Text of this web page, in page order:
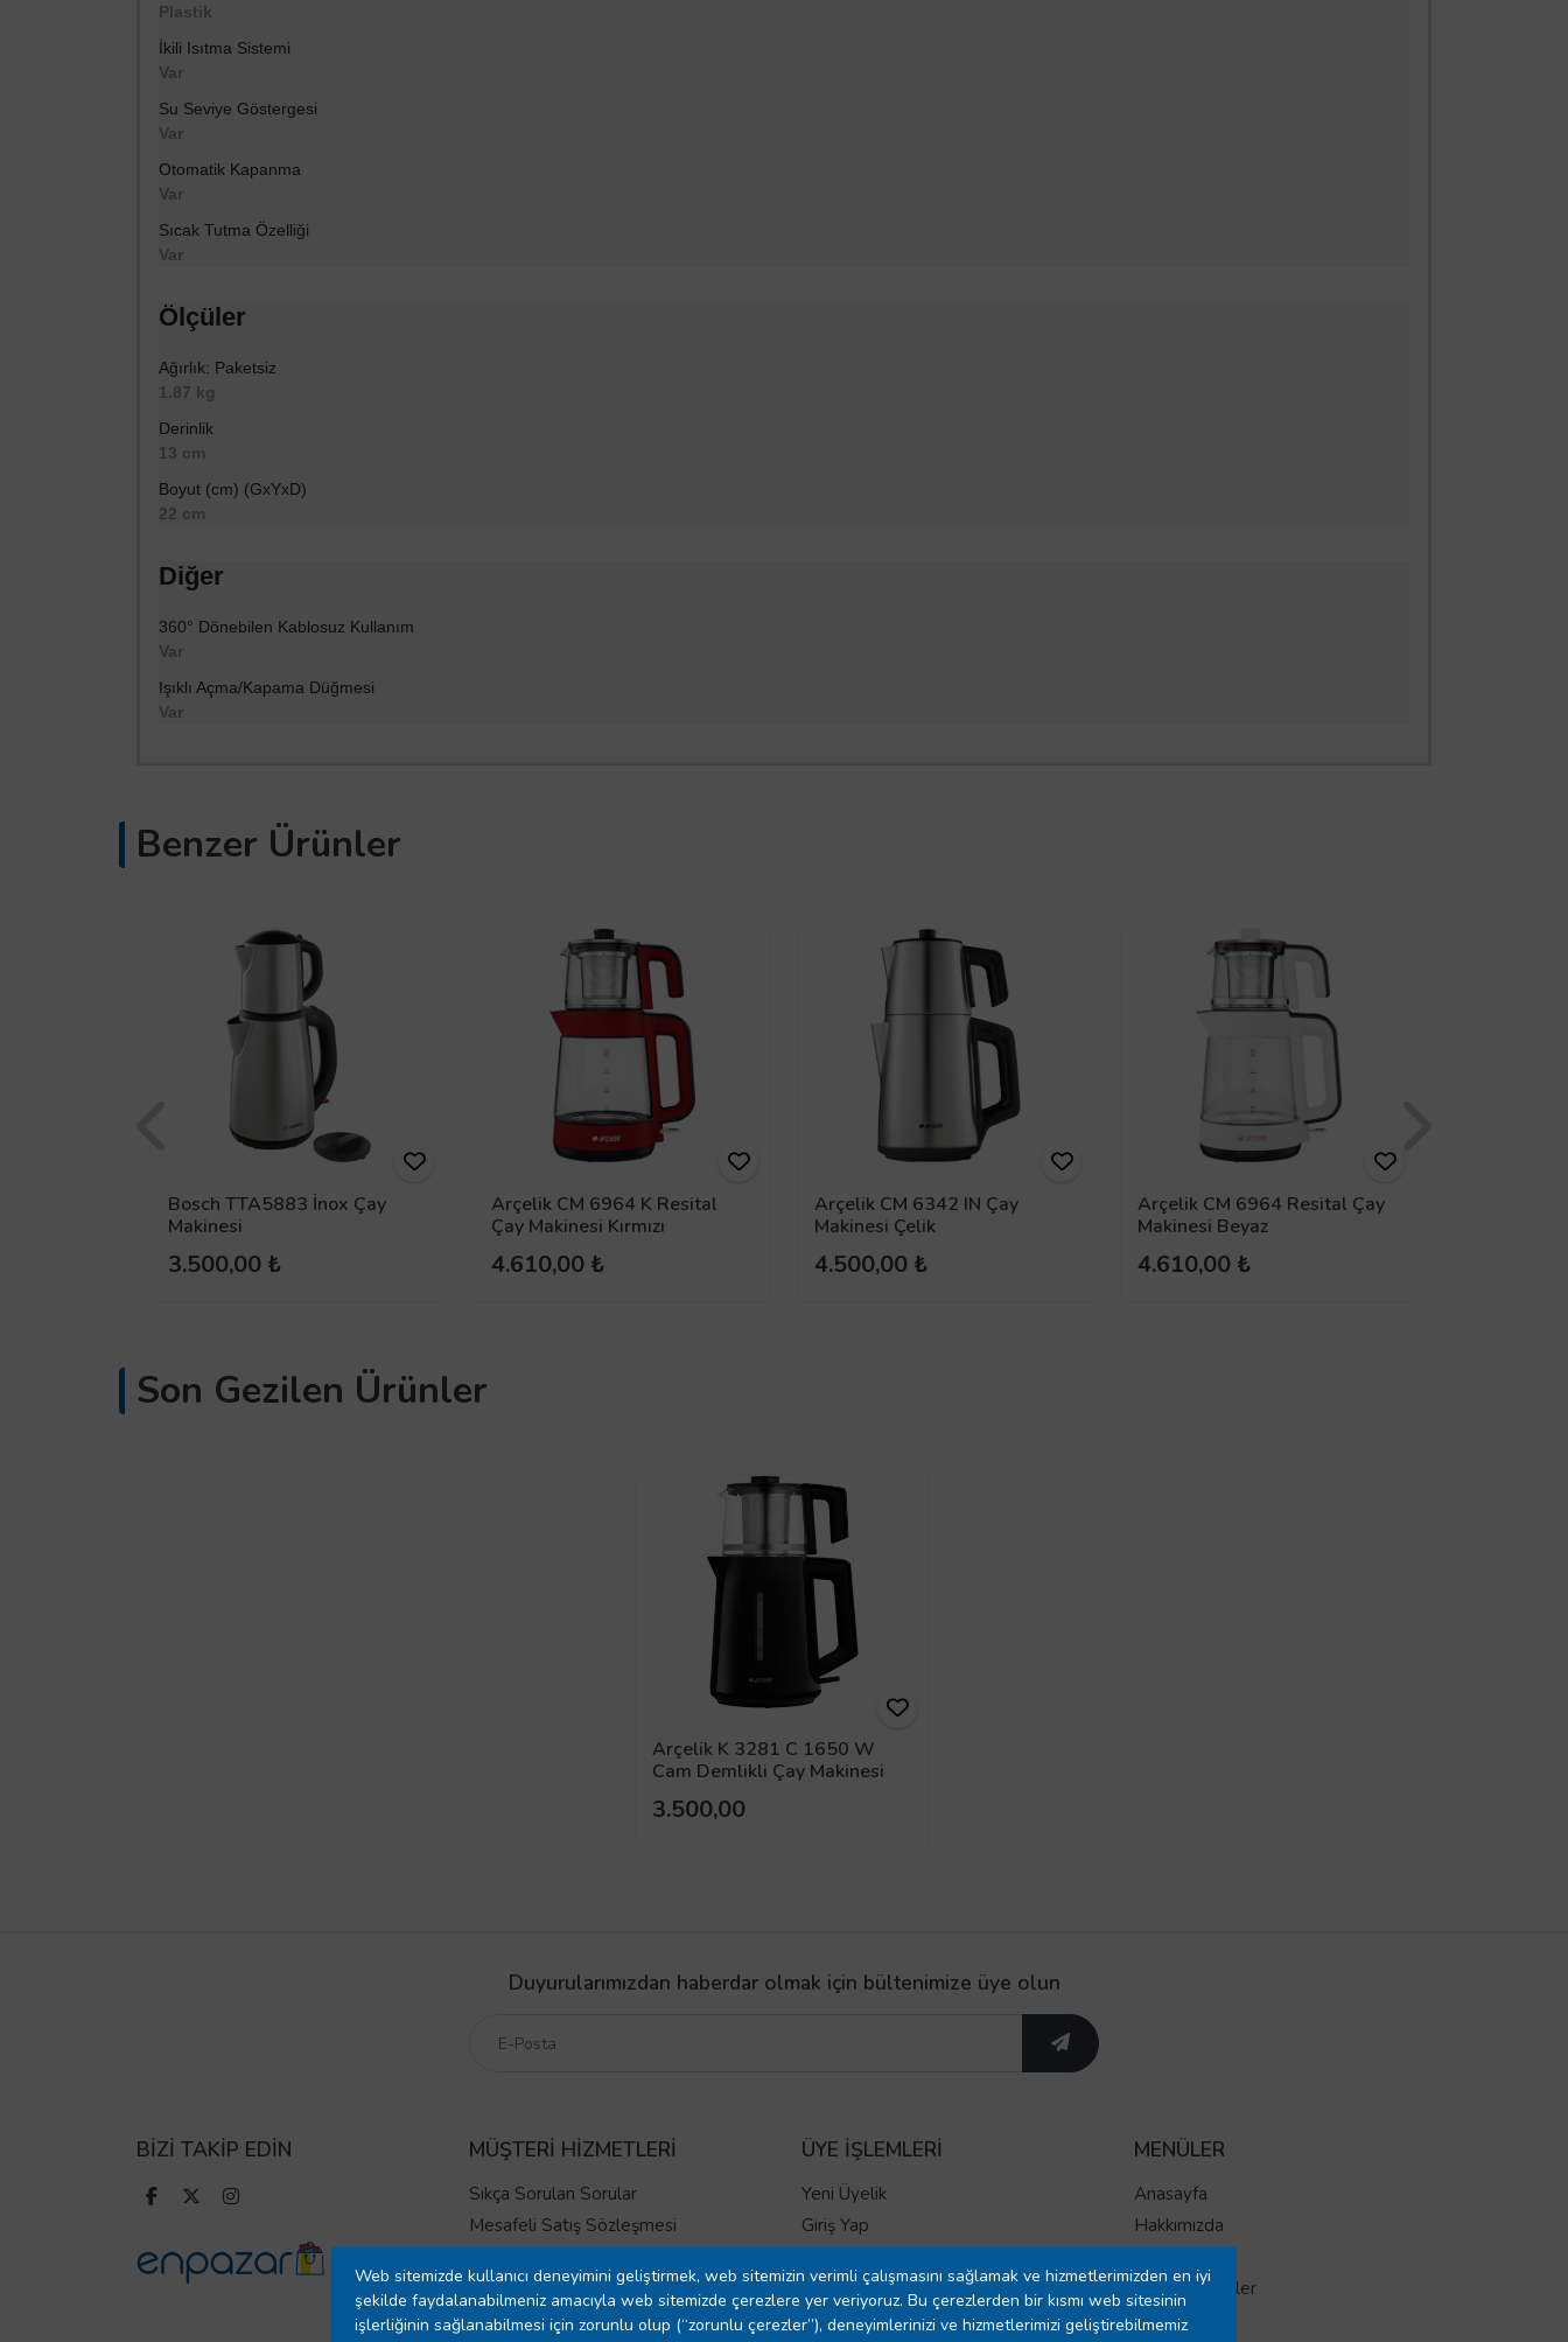
Plastik
İkili Isıtma Sistemi
Var
Su Seviye Göstergesi
Var
Otomatik Kapanma
Var
Sıcak Tutma Özelliği
Var
Ölçüler
Ağırlık: Paketsiz
1.87 kg
Derinlik
13 cm
Boyut (cm) (GxYxD)
22 cm
Diğer
360° Dönebilen Kablosuz Kullanım
Var
Işıklı Açma/Kapama Düğmesi
Var
Benzer Ürünler
Bosch TTA5883 İnox Çay
Makinesi
3.500,00 ₺
Arçelik CM 6964 K Resital
Çay Makinesi Kırmızı
4.610,00 ₺
Arçelik CM 6342 IN Çay
Makinesi Çelik
4.500,00 ₺
Arçelik CM 6964 Resital Çay
Makinesi Beyaz
4.610,00 ₺
Son Gezilen Ürünler
Arçelik K 3281 C 1650 W
Cam Demlikli Çay Makinesi
3.500,00
Duyurularımızdan haberdar olmak için bültenimize üye olun
BİZİ TAKİP EDİN MÜŞTERİ HİZMETLERİ
Sıkça Sorulan Sorular
Mesafeli Satış Sözleşmesi
İade ve İptal Prosedürü
Ödeme Ve Teslimat
ÜYE İŞLEMLERİ
Yeni Üyelik
Giriş Yap
MENÜLER
Anasayfa
Hakkımızda
İndirimli Ürünler
Yeni Ürünler
Web sitemizde kullanıcı deneyimini geliştirmek, web sitemizin verimli çalışmasını sağlamak ve hizmetlerimizden en iyi
şekilde faydalanabilmeniz amacıyla web sitemizde çerezlere yer veriyoruz. Bu çerezlerden bir kısmı web sitesinin
işlerliğinin sağlanabilmesi için zorunlu olup (“zorunlu çerezler”), deneyimlerinizi ve hizmetlerimizi geliştirebilmemiz